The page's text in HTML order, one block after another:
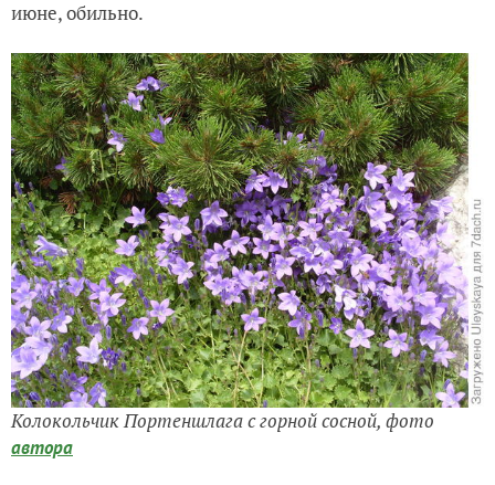
июне, обильно.
Колокольчик Портеншлага с горной сосной, фото
автора